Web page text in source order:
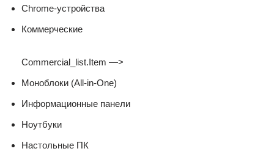
Chrome-устройства
Коммерческие
Commercial_list.Item —>
Моноблоки (All-in-One)
Информационные панели
Ноутбуки
Настольные ПК